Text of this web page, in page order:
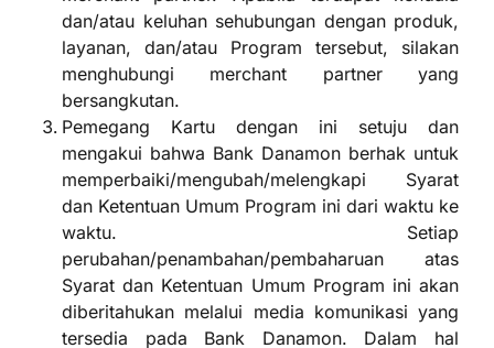
dan/atau keluhan sehubungan dengan produk,
layanan, dan/atau Program tersebut, silakan
menghubungi merchant partner yang
bersangkutan.
Pemegang Kartu dengan ini setuju dan
mengakui bahwa Bank Danamon berhak untuk
memperbaiki/mengubah/melengkapi Syarat
dan Ketentuan Umum Program ini dari waktu ke
waktu. Setiap
perubahan/penambahan/pembaharuan atas
Syarat dan Ketentuan Umum Program ini akan
diberitahukan melalui media komunikasi yang
tersedia pada Bank Danamon. Dalam hal